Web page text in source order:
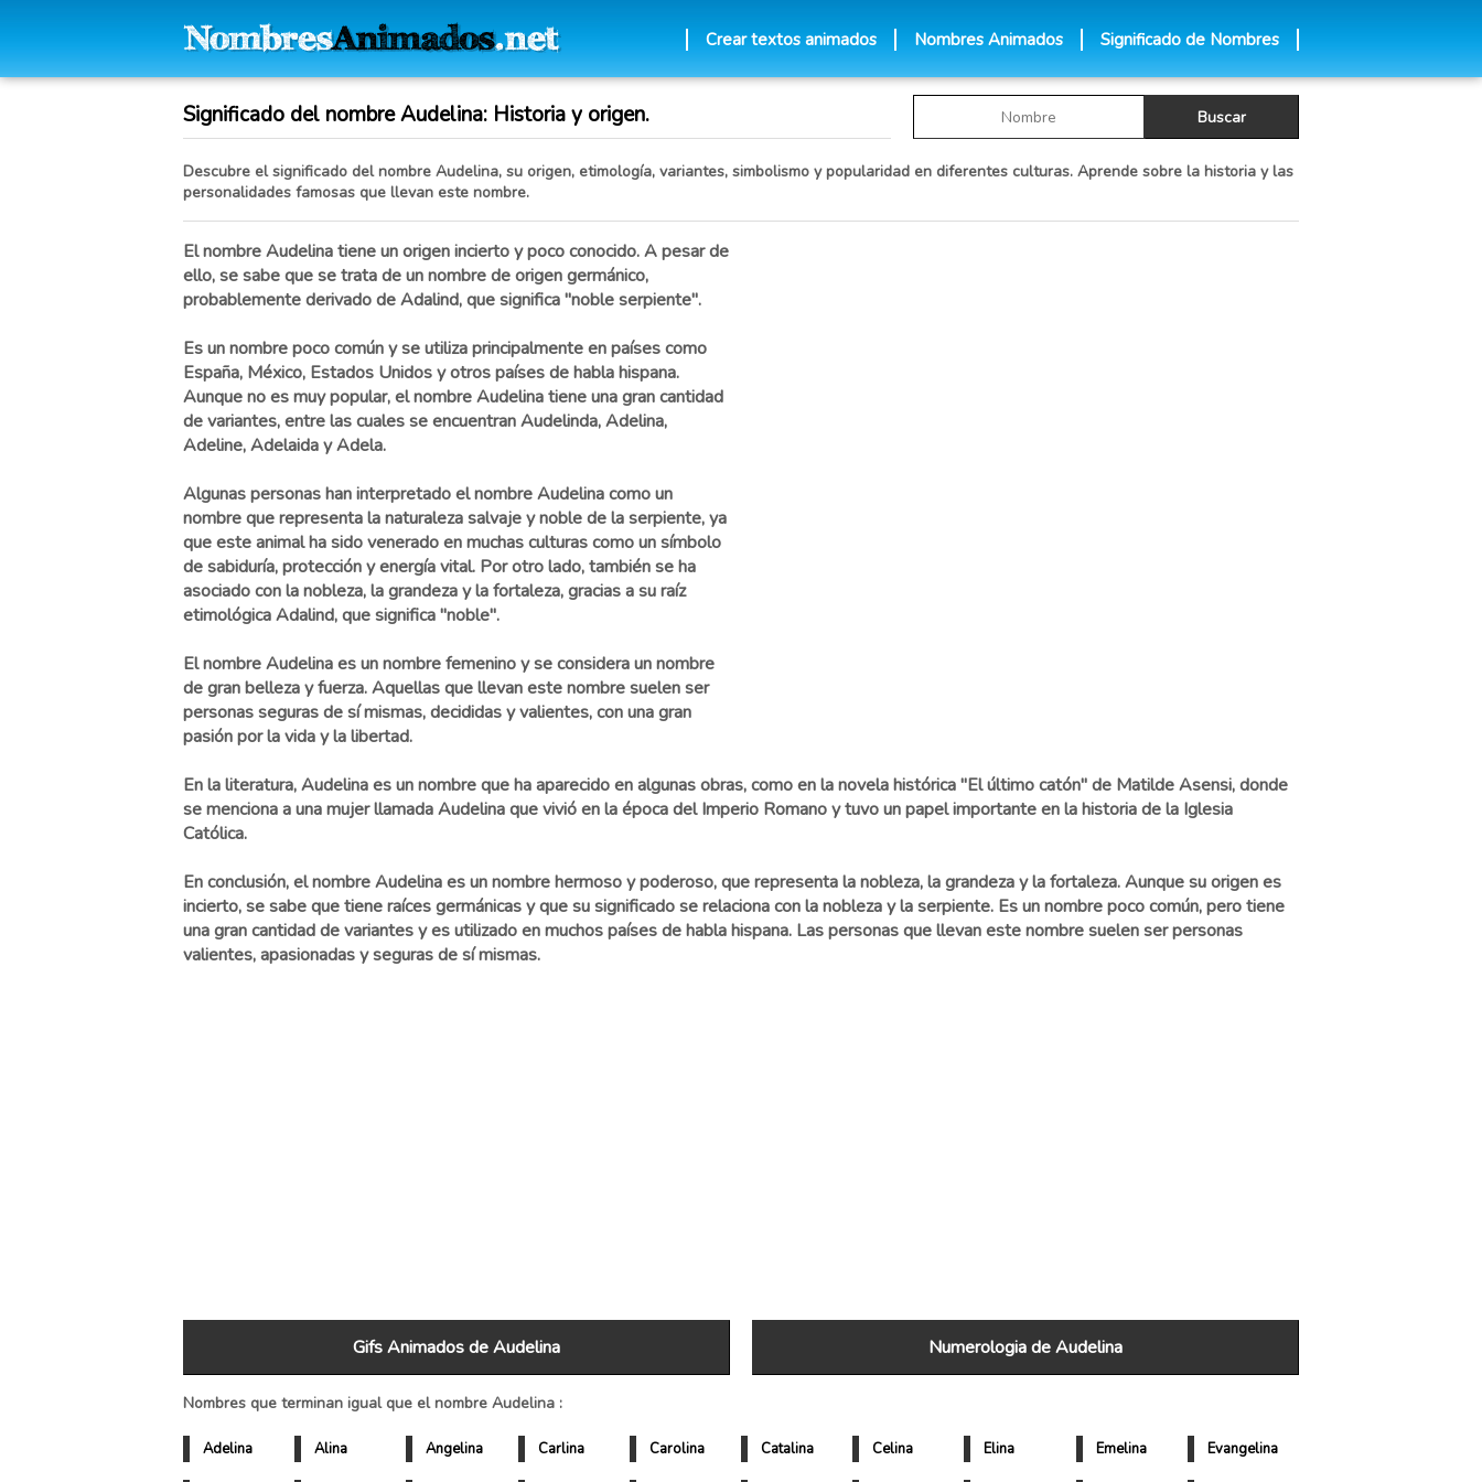
Crear textos animados Nombres Animados Significado de Nombres
Significado del nombre Audelina: Historia y origen.
Descubre el significado del nombre Audelina, su origen, etimología, variantes, simbolismo y popularidad en diferentes culturas. Aprende sobre la historia y las
personalidades famosas que llevan este nombre.
El nombre Audelina tiene un origen incierto y poco conocido. A pesar de
ello, se sabe que se trata de un nombre de origen germánico,
probablemente derivado de Adalind, que significa "noble serpiente".
Es un nombre poco común y se utiliza principalmente en países como
España, México, Estados Unidos y otros países de habla hispana.
Aunque no es muy popular, el nombre Audelina tiene una gran cantidad
de variantes, entre las cuales se encuentran Audelinda, Adelina,
Adeline, Adelaida y Adela.
Algunas personas han interpretado el nombre Audelina como un
nombre que representa la naturaleza salvaje y noble de la serpiente, ya
que este animal ha sido venerado en muchas culturas como un símbolo
de sabiduría, protección y energía vital. Por otro lado, también se ha
asociado con la nobleza, la grandeza y la fortaleza, gracias a su raíz
etimológica Adalind, que significa "noble".
El nombre Audelina es un nombre femenino y se considera un nombre
de gran belleza y fuerza. Aquellas que llevan este nombre suelen ser
personas seguras de sí mismas, decididas y valientes, con una gran
pasión por la vida y la libertad.
En la literatura, Audelina es un nombre que ha aparecido en algunas obras, como en la novela histórica "El último catón" de Matilde Asensi, donde
se menciona a una mujer llamada Audelina que vivió en la época del Imperio Romano y tuvo un papel importante en la historia de la Iglesia
Católica.
En conclusión, el nombre Audelina es un nombre hermoso y poderoso, que representa la nobleza, la grandeza y la fortaleza. Aunque su origen es
incierto, se sabe que tiene raíces germánicas y que su significado se relaciona con la nobleza y la serpiente. Es un nombre poco común, pero tiene
una gran cantidad de variantes y es utilizado en muchos países de habla hispana. Las personas que llevan este nombre suelen ser personas
valientes, apasionadas y seguras de sí mismas.
Gifs Animados de Audelina Numerologia de Audelina
Nombres que terminan igual que el nombre Audelina :
Adelina Alina Angelina Carlina Carolina Catalina Celina Elina Emelina Evangelina